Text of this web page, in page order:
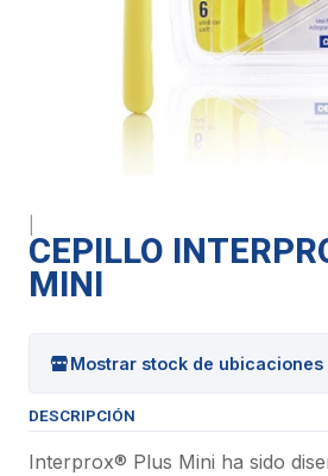
CEPILLO
MINI
Mostrar stock de ubicaciones
DESCRIPCIÓN
Interprox® Plus Mini ha sido